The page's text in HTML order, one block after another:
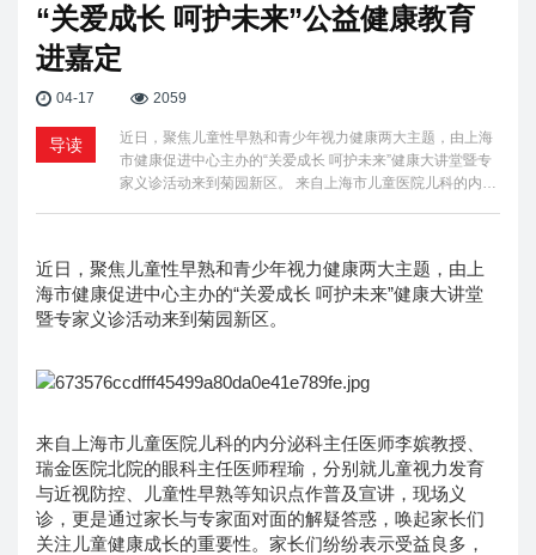
“关爱成长 呵护未来”公益健康教育
进嘉定
04-17 2059
导读
近日，聚焦儿童性早熟和青少年视力健康两大主题，由上海
市健康促进中心主办的“关爱成长 呵护未来”健康大讲堂暨专
家义诊活动来到菊园新区。 来自上海市儿童医院儿科的内…
近日，聚焦儿童性早熟和青少年视力健康两大主题，由上
海市健康促进中心主办的“关爱成长 呵护未来”健康大讲堂
暨专家义诊活动来到菊园新区。
来自上海市儿童医院儿科的内分泌科主任医师李嫔教授、
瑞金医院北院的眼科主任医师程瑜，分别就儿童视力发育
与近视防控、儿童性早熟等知识点作普及宣讲，现场义
诊，更是通过家长与专家面对面的解疑答惑，唤起家长们
关注儿童健康成长的重要性。家长们纷纷表示受益良多，